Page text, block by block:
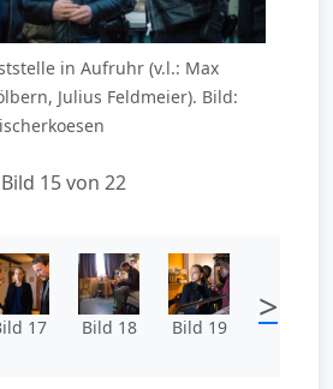
in Aufruhr (v.l.: Max
Julius Feldmeier). Bild:
Bild 15 von 22
17 Bild 18 Bild 19 >